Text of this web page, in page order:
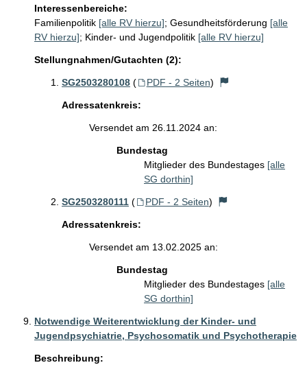
Interessenbereiche:
Familienpolitik [alle RV hierzu]; Gesundheitsförderung [alle
RV hierzu]; Kinder- und Jugendpolitik [alle RV hierzu]
Stellungnahmen/Gutachten (2):
SG2503280108 ( PDF - 2 Seiten)
Adressatenkreis:
Versendet am 26.11.2024 an:
Bundestag
Mitglieder des Bundestages [alle
SG dorthin]
SG2503280111 ( PDF - 2 Seiten)
Adressatenkreis:
Versendet am 13.02.2025 an:
Bundestag
Mitglieder des Bundestages [alle
SG dorthin]
Notwendige Weiterentwicklung der Kinder- und
Jugendpsychiatrie, Psychosomatik und Psychotherapie
Beschreibung: